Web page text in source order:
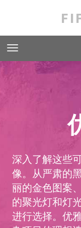
深入了解这些
像。从严肃的
丽的金色图案
的聚光灯和灯
进行选择。优